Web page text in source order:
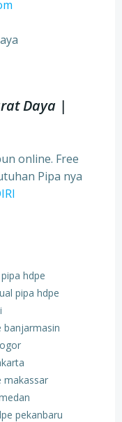
Daya |
online. Free
Pipa nya
hdpe
pipa hdpe
banjarmasin
makassar
pekanbaru